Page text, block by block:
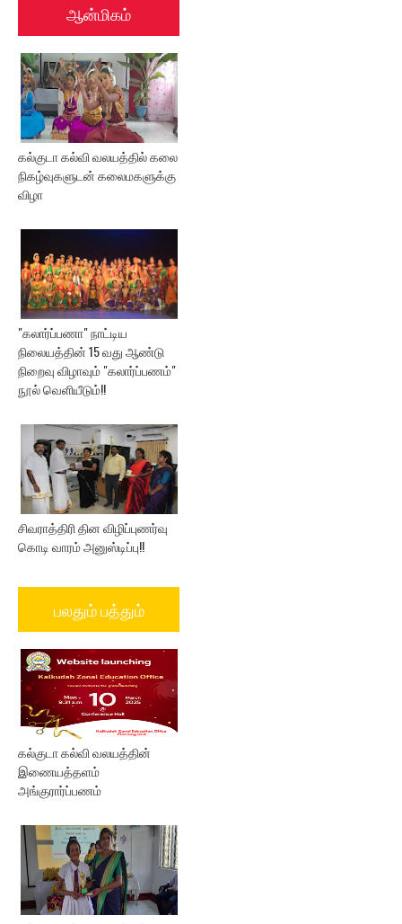
ஆன்மிகம்
கல்குடா கல்வி வலயத்தில் கலை
நிகழ்வுகளுடன் கலைமகளுக்கு
விழா
"கலார்ப்பணா" நாட்டிய
நிலையத்தின் 15 வது ஆண்டு
நிறைவு விழாவும் "கலார்ப்பணம்"
நூல் வெளியீடும்!!
சிவராத்திரி தின விழிப்புணர்வு
கொடி வாரம் அனுஸ்டிப்பு!!
பலதும் பத்தும்
கல்குடா கல்வி வலயத்தின்
இணையத்தளம்
அங்குரார்ப்பணம்